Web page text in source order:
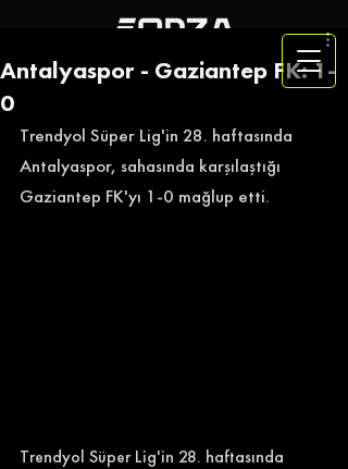
Antalyaspor - Gaziantep FK: 1-
0
Trendyol Süper Lig'in 28. haftasında
Antalyaspor, sahasında karşılaştığı
Gaziantep FK'yı 1-0 mağlup etti.
Trendyol Süper Lig'in 28. haftasında